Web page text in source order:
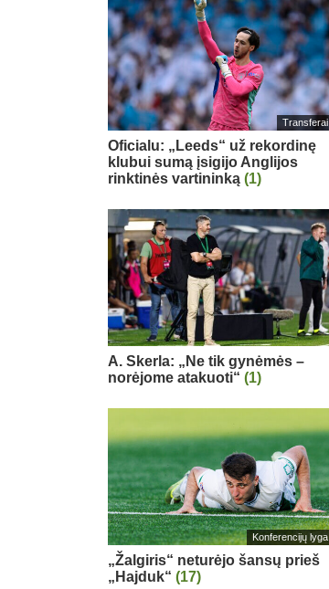
Transferai
Oficialu: „Leeds“ už rekordinę
klubui sumą įsigijo Anglijos
rinktinės vartininką (1)
A. Skerla: „Ne tik gynėmės –
norėjome atakuoti“ (1)
Konferencijų lyga
„Žalgiris“ neturėjo šansų prieš
„Hajduk“ (17)